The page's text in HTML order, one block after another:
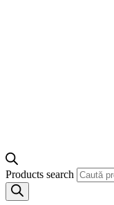
Products search